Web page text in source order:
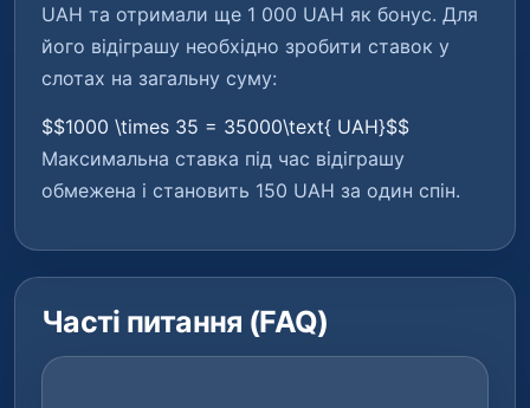
UAH та отримали ще 1 000 UAH як бонус. Для
його відіграшу необхідно зробити ставок у
слотах на загальну суму:
$$1000 \times 35 = 35000\text{ UAH}$$
Максимальна ставка під час відіграшу
обмежена і становить 150 UAH за один спін.
Часті питання (FAQ)